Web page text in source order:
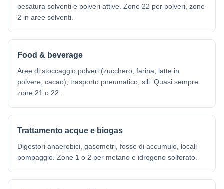
pesatura solventi e polveri attive. Zone 22 per polveri, zone
2 in aree solventi.
Food & beverage
Aree di stoccaggio polveri (zucchero, farina, latte in
polvere, cacao), trasporto pneumatico, sili. Quasi sempre
zone 21 o 22.
Trattamento acque e biogas
Digestori anaerobici, gasometri, fosse di accumulo, locali
pompaggio. Zone 1 o 2 per metano e idrogeno solforato.